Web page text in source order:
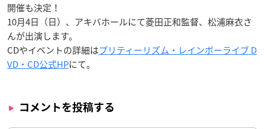
開催も決定！
10月4日（日）、アキバホールにて菱田正和監督、松浦麻衣さ
んが出演します。
CDやイベントの詳細はプリティーリズム・レインボーライブ D
VD・CD公式HPにて。
コメントを投稿する